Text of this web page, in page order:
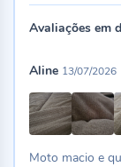
Avaliações em
Aline 13/07/2026
Moto macio e